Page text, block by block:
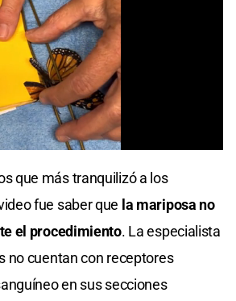
que más tranquilizó a los
fue saber que la mariposa no
el procedimiento. La especialista
no cuentan con receptores
en sus secciones